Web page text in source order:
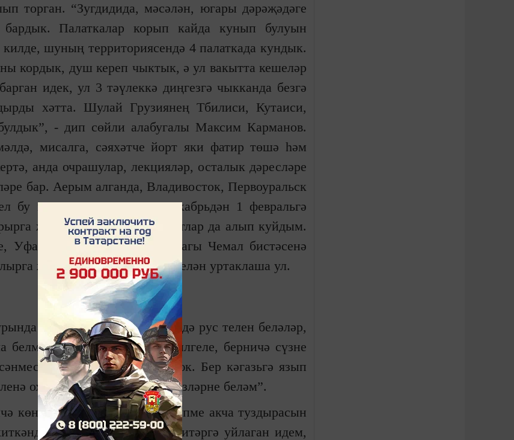
торган. “Зугдидида, мәсәлән, югары дәрәҗәдәге
Палаткалар корып кайда кунып булуын
шуның территориясендә 4 палаткада кундык.
кордык, душ кереп чыктык, ә ул вакытта кешеләр
идек, ул 3 тәүлеккә диңгезгә чыкканда безгә
хәтта. Шулай Грузиянең Тбилиси, Кутаиси,
- дип сөйли алабугалы Максим Карманов.
мисалга, сәяхәтче йорт яки фатир төшә һәм
анда очрашулар, лекцияләр, осталык дәресләре
бар. Аерым алганда, Владивосток, Первоуральск
бу проект Мароккода 1 декабрьдән 1 февральгә
җыенам, самолетка билетлар да алып куйдым.
Уфа, Казахстан аша Алтайдагы Чемал бистәсенә
җыенам, дип планнары белән уртаклаша ул.
егет, мин булган җирләрдә рус телен беләләр,
белмәгәннәр очрады, ди. “Билгеле, берничә сүзне
мин сәяхәтче, акча юк. Бер кәгазьгә язып
охшаш, һәм мин кайбер сүзләрне беләм”.
көнгә киткәнне, тәүлеккә күпме акча туздырасын
көнгә 200 сум сарыф итәргә уйлаган идем,